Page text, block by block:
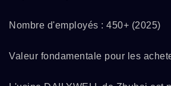
Nombre d'employés : 450+ (2025)
Valeur fondamentale pour les